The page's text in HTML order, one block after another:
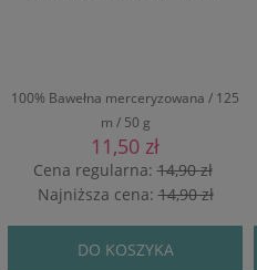
100% Bawełna merceryzowana / 125
m / 50 g
11,50 zł
Cena regularna:14,90 zł
Najniższa cena:14,90 zł
DO KOSZYKA